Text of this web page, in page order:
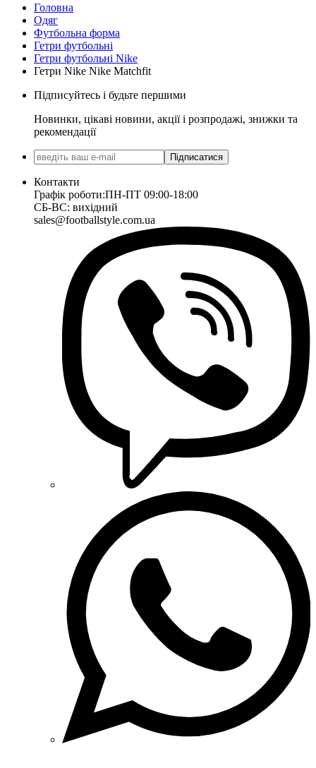
Головна
Одяг
Футбольна форма
Гетри футбольні
Гетри футбольні Nike
Гетри Nike Nike Matchfit
Підписуйтесь і будьте першими
Новинки, цікаві новини, акції і розпродажі, знижки та
рекомендації
Підписатися
Контакти
Графік роботи:ПН-ПТ 09:00-18:00
СБ-ВС: вихідний
sales@footballstyle.com.ua